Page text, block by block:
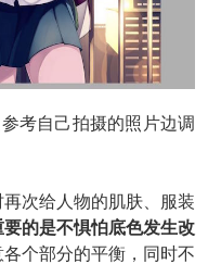
考自己拍摄的照片边调
次给人物的肌肤、服装
要的是不惧怕底色发生改
个部分的平衡，同时不